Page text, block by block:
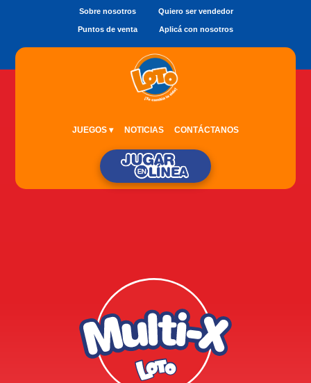
Sobre nosotros Quiero ser vendedor
Puntos de venta Aplicá con nosotros
JUEGOS ▾ NOTICIAS CONTÁCTANOS